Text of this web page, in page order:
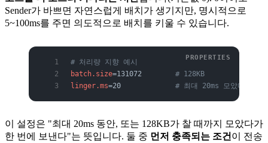
Sender가 바쁘면 자연스럽게 배치가 생기지만, 명시적으로
5~100ms를 주면 의도적으로 배치를 키울 수 있습니다.
# 처리량 지향 예시
batch.size=131072 # 128KB
linger.ms=20 # 최대 20ms 모았다가 전
이 설정은 "최대 20ms 동안, 또는 128KB가 찰 때까지 모았다가
한 번에 보낸다"는 뜻입니다. 둘 중 먼저 충족되는 조건 이 전송